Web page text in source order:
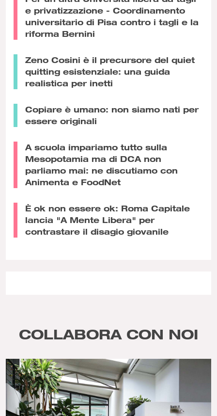
e privatizzazione - Coordinamento
universitario di Pisa contro i tagli e la
riforma Bernini
Zeno Cosini è il precursore del quiet
quitting esistenziale: una guida
realistica per inetti
Copiare è umano: non siamo nati per
essere originali
A scuola impariamo tutto sulla
Mesopotamia ma di DCA non
parliamo mai: ne discutiamo con
Animenta e FoodNet
È ok non essere ok: Roma Capitale
lancia "A Mente Libera" per
contrastare il disagio giovanile
COLLABORA CON NOI